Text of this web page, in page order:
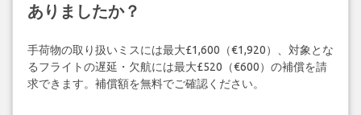
ありましたか？
手荷物の取り扱いミスには最大£1,600（€1,920）、対象とな
るフライトの遅延・欠航には最大£520（€600）の補償を請
求できます。補償額を無料でご確認ください。